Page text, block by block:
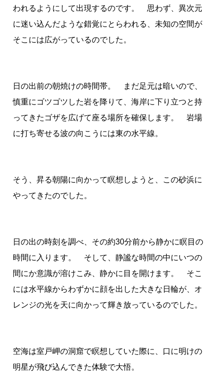
われるようにして出現するのです。 思わず、異次元
に迷い込んだような錯覚にとらわれる、未知の空間が
そこには広がっているのでした。
日の出前の朝焼けの時間帯。 まだ足元は暗いので、
慎重にゴツゴツした岩を降りて、海岸に下り立つと持
ってきたゴザを広げて座る場所を確保します。 岩場
に打ち寄せる波の向こうには東の水平線。
そう、昇る朝陽に向かって瞑想しようと、この砂浜に
やってきたのでした。
日の出の時刻を調べ、その約30分前から静かに瞑目の
時間に入ります。 そして、静謐な時間の中にいつの
間にか意識が溶けこみ、静かに目を開けます。 そこ
には水平線からわずかに顔を出した大きな日輪が、オ
レンジの光を天に向かって輝き放っているのでした。
空海は室戸岬の洞窟で瞑想していた際に、口に明けの
明星が飛び込んできた体験で大悟。